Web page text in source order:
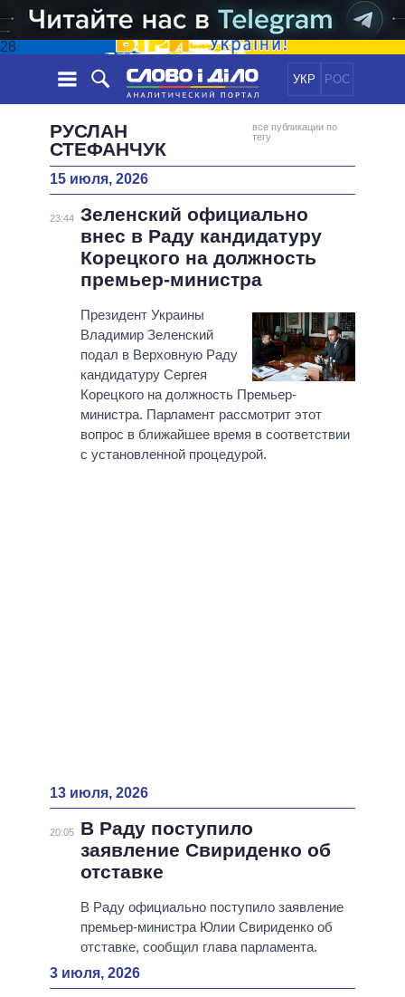
28
УКР РОС
ЛЕНТА
СОБЫТИЯ
СТАТЬИ
МНЕНИЯ
ОБЗОРЫ
ПОЛИТИКА
ЭКОНОМИКА
ОБЩЕСТВО
МИР
ОБЕЩАНИЯ
ПОЛИТИКИ
ВСЕ ПОЛИТИКИ
ПРЕЗИДЕНТ И ОФИС
КАБИНЕТ МИНИСТРОВ
ГЛАВЫ ОБЛАДМИНИСТРАЦИЙ
МЭРЫ
ВСЕ ПЕРСОНЫ
ИНФОГРАФИКА
ВИДЕО
ПОДДЕРЖАТЬ
СРАВНЕНИЕ ПОЛИТИКОВ
РУСЛАН
СТЕФАНЧУК
все публикации по
тегу
15 июля, 2026
23:44 Зеленский официально
внес в Раду кандидатуру
Корецкого на должность
премьер-министра
Президент Украины
Владимир Зеленский
подал в Верховную Раду
кандидатуру Сергея
Корецкого на должность Премьер-
министра. Парламент рассмотрит этот
вопрос в ближайшее время в соответствии
с установленной процедурой.
13 июля, 2026
20:05
В Раду поступило
заявление Свириденко об
отставке
В Раду официально поступило заявление
премьер-министра Юлии Свириденко об
отставке, сообщил глава парламента.
3 июля, 2026